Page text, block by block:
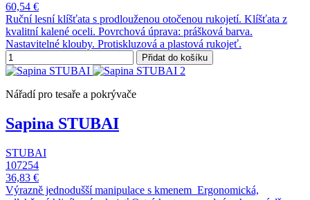
60,54 €
Ruční lesní klíšťata s prodlouženou otočenou rukojetí. Klíšťata z
kvalitní kalené oceli. Povrchová úprava: prášková barva.
Nastavitelné klouby. Protiskluzová a plastová rukojeť.
Přidat do košíku
Nářadí pro tesaře a pokrývače
Sapina STUBAI
STUBAI
107254
36,83 €
Výrazně jednodušší manipulace s kmenem Ergonomická,